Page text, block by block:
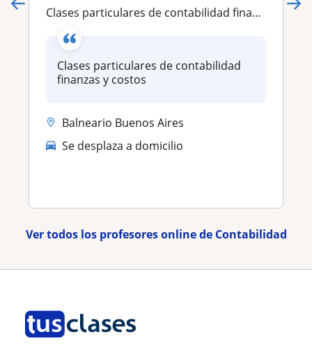
Clases particulares de contabilidad finanzas y costos
Clases particulares de contabilidad
finanzas y costos
Balneario Buenos Aires
Se desplaza a domicilio
Ver todos los profesores online de Contabilidad